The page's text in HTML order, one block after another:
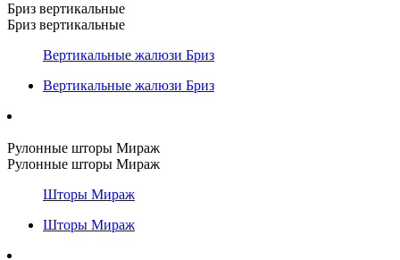
Бриз вертикальные
Бриз вертикальные
Вертикальные жалюзи Бриз
Вертикальные жалюзи Бриз
Рулонные шторы Мираж
Рулонные шторы Мираж
Шторы Мираж
Шторы Мираж